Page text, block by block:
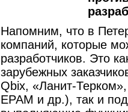
Напомним, что в
компаний, которые
разработчиков. Это
зарубежных
Qbix, «Ланит-
EPAM и др.), так и